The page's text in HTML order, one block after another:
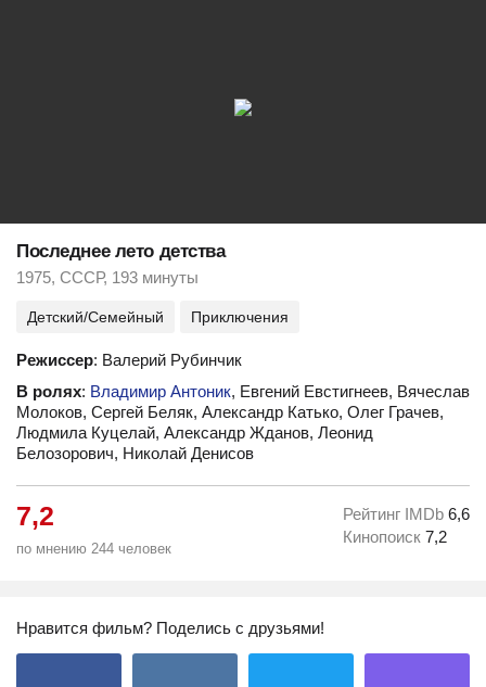
Последнее лето детства
1975, СССР, 193 минуты
Детский/Семейный Приключения
Режиссер: Валерий Рубинчик
В ролях: Владимир Антоник, Евгений Евстигнеев, Вячеслав
Молоков, Сергей Беляк, Александр Катько, Олег Грачев,
Людмила Куцелай, Александр Жданов, Леонид
Белозорович, Николай Денисов
7,2
по мнению 244 человек
Рейтинг IMDb 6,6
Кинопоиск 7,2
Нравится фильм? Поделись с друзьями!